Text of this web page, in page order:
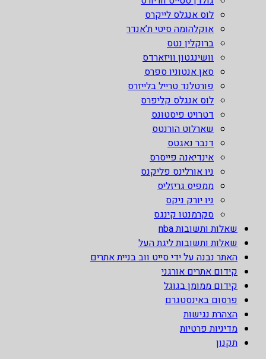
לוס אנגלס לייקרס
אוקלהומה סיטי ת’אנדר
ברוקלין נטס
וושינגטון וויזארדס
סאן אנטוניו ספרס
פורטלנד טרייל בלייזרס
לוס אנגלס קליפרס
דטרויט פיסטונס
שארלוט הורנטס
דנבר נאגטס
אינדיאנה פייסרס
ניו אורלינס פליקנס
ממפיס גריזליס
ניו יורק ניקס
סקרמנטו קינגס
שאלות ותשובות nba
שאלות ותשובות ליגת העל
האתר נבנה על ידי סייט ווב בניית אתרים
קידום אתרים אורגני
קידום ממומן בגוגל
פרסום באינסטגרם
הצהרת נגישות
מדיניות פרטיות
תקנון